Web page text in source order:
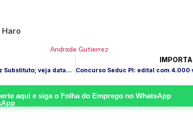
Haro
TJGO abre 51 vagas para Juiz Substituto; veja datas e etapas
aqui e siga o Folha do Empregono WhatsApp